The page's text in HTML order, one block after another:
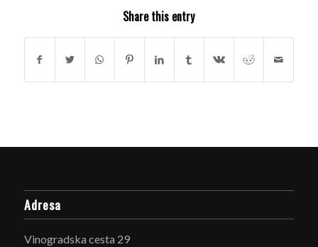
Share this entry
Adresa
Vinogradska cesta 29